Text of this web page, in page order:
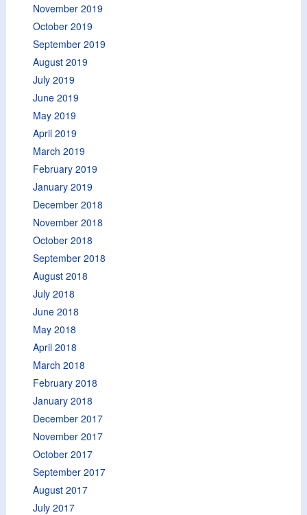
November 2019
October 2019
September 2019
August 2019
July 2019
June 2019
May 2019
April 2019
March 2019
February 2019
January 2019
December 2018
November 2018
October 2018
September 2018
August 2018
July 2018
June 2018
May 2018
April 2018
March 2018
February 2018
January 2018
December 2017
November 2017
October 2017
September 2017
August 2017
July 2017